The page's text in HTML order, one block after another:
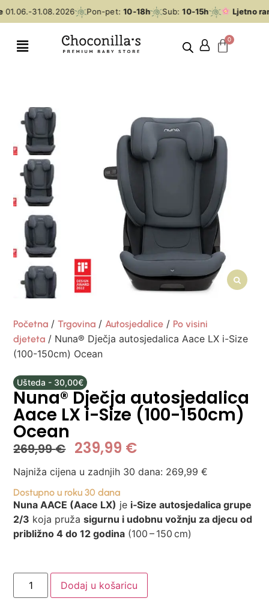
31.08.2026 Pon-pet:10-18h Sub:10-15h Ljetno
Početna /Trgovina /Autosjedalice / Po visini
djeteta / Nuna® Dječja autosjedalica Aace LX i-Size
(100-150cm) Ocean
Ušteda - 30,00€
Nuna® Dječja autosjedalica
Aace LX i-Size (100-150cm)
Ocean
269,99€ 239,99 €
Najniža cijena u zadnjih 30 dana: 269,99€
Dostupno u roku 30 dana
Nuna AACE (Aace LX) je i‑Size autosjedalica grupe
2/3 koja pružasigurnu i udobnu vožnju za djecu od
približno 4 do 12 godina (100 – 150 cm)
Dodaj u košaricu